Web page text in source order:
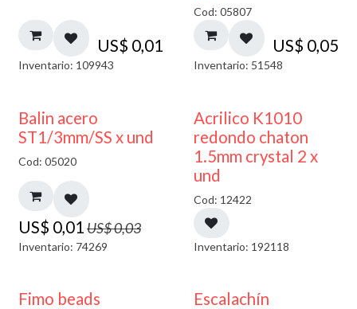
US$ 0,01
Inventario: 109943
Cod: 05807
US$ 0,05
Inventario: 51548
50% DESCUENTO
Balin acero
ST1/3mm/SS x und
Cod: 05020
US$ 0,01US$0,03
Inventario: 74269
50% DESCUENTO
Acrilico K1010
redondo chaton
1.5mm crystal 2 x
und
Cod: 12422
Inventario: 192118
Fimo beads
Escalachín